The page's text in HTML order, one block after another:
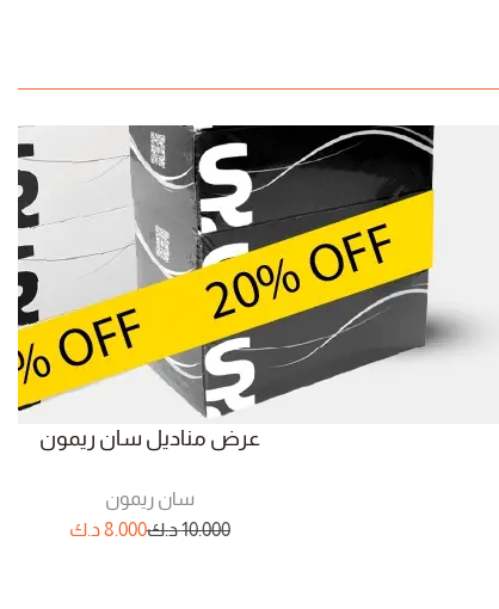
عرض مناديل سان ريمون
سان ريمون
10.000د.ك8.000 د.ك